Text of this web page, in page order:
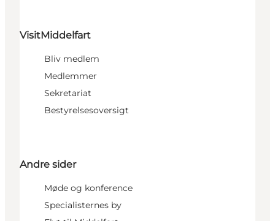
VisitMiddelfart
Bliv medlem
Medlemmer
Sekretariat
Bestyrelsesoversigt
Andre sider
Møde og konference
Specialisternes by